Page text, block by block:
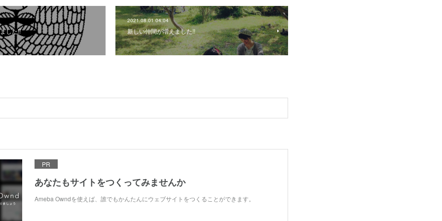
した!!
2021.08.01 04:04
新しい仲間が増えました!!
PR
あなたもサイトをつくってみませんか
Ameba Owndを使えば、誰でもかんたんにウェブサイトをつくることができます。